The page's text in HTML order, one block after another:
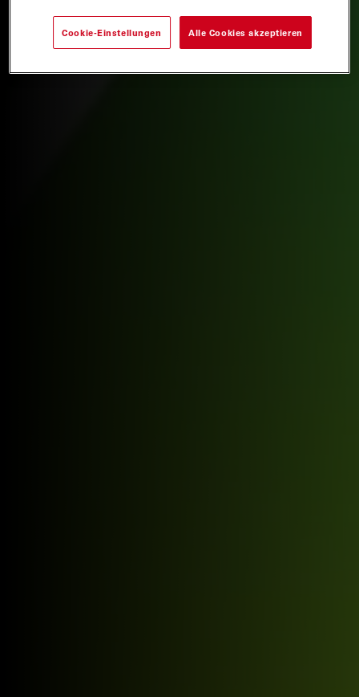
Cookie-Einstellungen Alle Cookies akzeptieren